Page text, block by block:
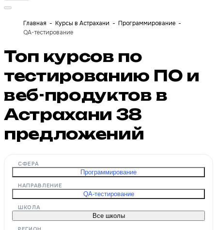
Главная Курсы в Астрахани
Программирование
QA-тестирование
Топ курсов по
тестированию ПО и
веб-продуктов в
Астрахани 38
предложений
СФЕРА
Программирование
НАПРАВЛЕНИЕ
QA-тестирование
ШКОЛА
Все школы